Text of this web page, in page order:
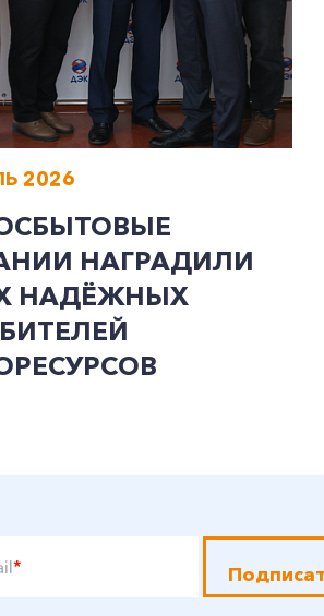
2026
НАГРАДИЛИ
НАДЁЖНЫХ
*